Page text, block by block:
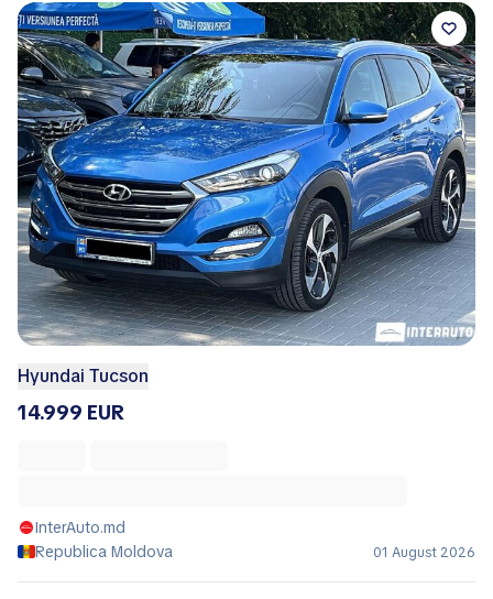
Hyundai Tucson
14.999 EUR
InterAuto.md
Republica Moldova
01 August 2026